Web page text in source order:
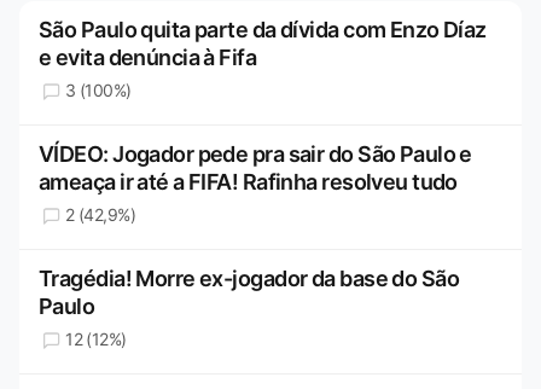
São Paulo quita parte da dívida com Enzo Díaz
e evita denúncia à Fifa
3 (100%)
VÍDEO: Jogador pede pra sair do São Paulo e
ameaça ir até a FIFA! Rafinha resolveu tudo
2 (42,9%)
Tragédia! Morre ex-jogador da base do São
Paulo
12 (12%)